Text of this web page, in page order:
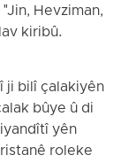
Hevziman,
kiribû.
ji bilî çalakiyên
bûye û di
yên
roleke